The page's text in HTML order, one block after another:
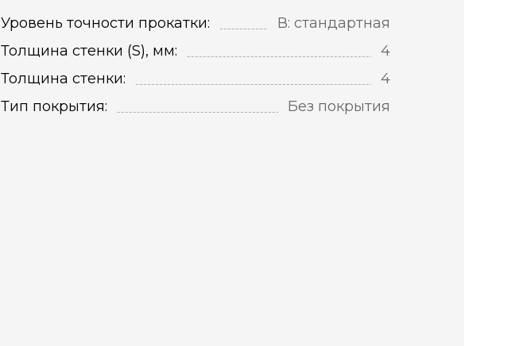
Уровень точности прокатки:
В: стандартная
Толщина стенки (S), мм:
4
Толщина стенки:
4
Тип покрытия:
Без покрытия